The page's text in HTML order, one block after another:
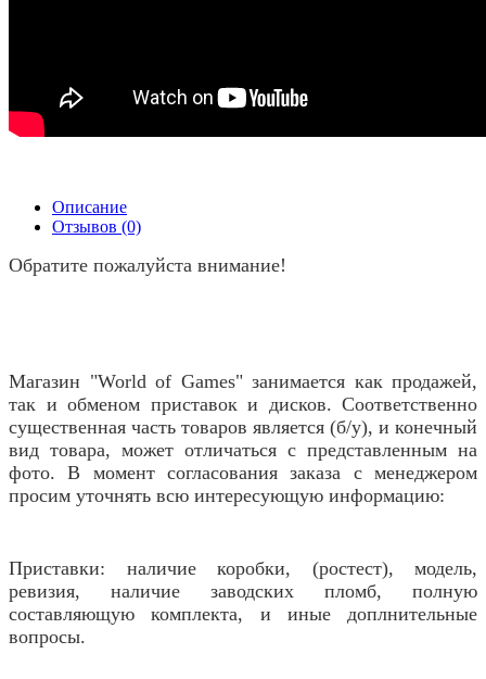
Описание
Отзывов (0)
Обратите пожалуйста внимание!
Магазин "World of Games" занимается как продажей,
так и обменом приставок и дисков. Соответственно
существенная часть товаров является (б/у), и конечный
вид товара, может отличаться с представленным на
фото. В момент согласования заказа с менеджером
просим уточнять всю интересующую информацию:
Приставки: наличие коробки, (ростест), модель,
ревизия, наличие заводских пломб, полную
составляющую комплекта, и иные доплнительные
вопросы.